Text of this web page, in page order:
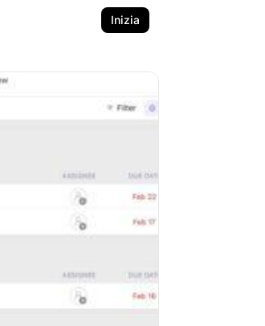
Inizia